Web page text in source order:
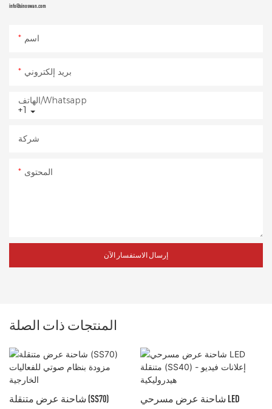
info@sinoswan.com
اسم
بريد إلكتروني
+1
الهاتف/whatsapp
شركة
المحتوى
إرسال الاستفسار الآن
المنتجات ذات الصلة
شاحنة عرض متنقلة (SS70)
شاحنة عرض مسرحي LED